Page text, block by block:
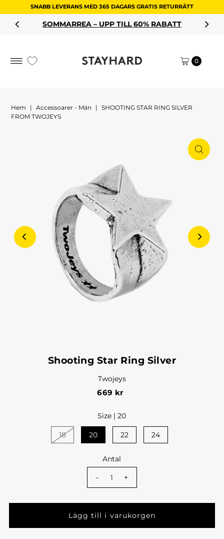
SNABB LEVERANS MED 365 DAGARS GRATIS RETURRÄTT
SOMMARREA – UPP TILL 60% RABATT
0
Hem | Accessoarer - Män |
SHOOTING STAR RING SILVER
FROM TWOJEYS
Shooting Star Ring Silver
Twojeys
669 kr
Size |20
18 20 22 24
Antal
- +